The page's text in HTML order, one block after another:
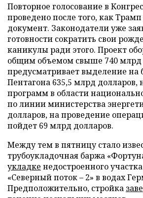
Повторное голосование в
проведено после того, как
документ. Законодатели уже
готовности сократить свои
каникулы ради этого. Проект
общим объемом свыше 740 млрд
предусматривает выделение на
Пентагона 635,5 млрд долларов,
программ в области
по линии министерства
долларов, на проведение
пойдет 69 млрд долларов.
Между тем в пятницу стало
трубоукладочная баржа
укладке недостроенного
«Северный поток – 2» в водах
Предположительно, стройка